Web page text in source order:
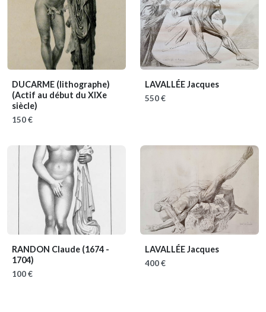
DUCARME (lithographe)
(Actif au début du XIXe
siècle)
150 €
LAVALLÉE Jacques
550 €
RANDON Claude (1674 -
1704)
100 €
LAVALLÉE Jacques
400 €